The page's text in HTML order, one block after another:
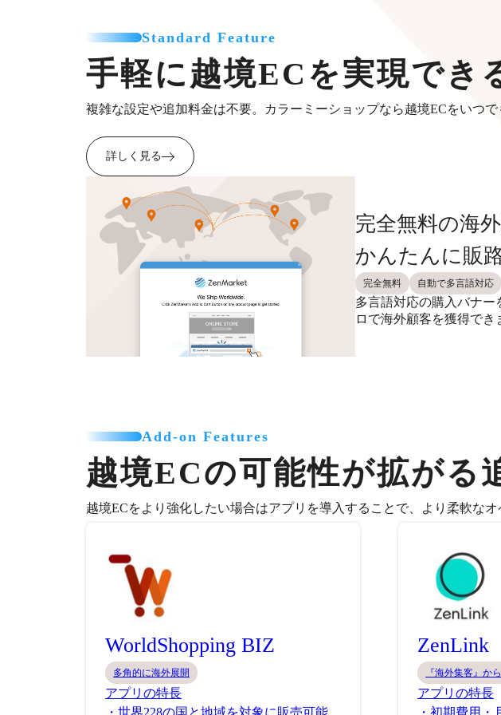
Standard Feature
手軽に越境ECを実現でき
複雑な設定や追加料金は不要。カラーミーショップなら越境ECをいつで
詳しく見る
完全無料の海
かんたんに販
完全無料 自動で多言語対応
多言語対応の購入バナ
ロで海外顧客を獲得でき
Add-on Features
越境ECの可能性が拡がる
越境ECをより強化したい場合はアプリを導入することで、より柔軟な
WorldShopping BIZ
多角的に海外展開
アプリの特長
・世界228の国と地域を対象に販売可能
ZenLink
『海外集客』か
アプリの特長
・初期費用・